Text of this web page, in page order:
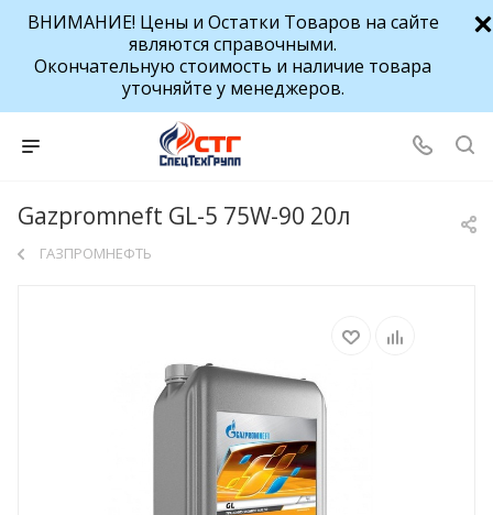
ВНИМАНИЕ! Цены и Остатки Товаров на сайте
являются справочными.
Окончательную стоимость и наличие товара
уточняйте у менеджеров.
Gazpromneft GL-5 75W-90 20л
ГАЗПРОМНЕФТЬ